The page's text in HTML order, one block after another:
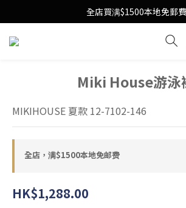
Free Local Shipping Upon $1500
全店買满$1500本地免郵費
Free Local Shipping Upon
Miki House游泳
MIKIHOUSE 夏款 12-7102-146
全店，满$1500本地免邮费
HK$1,288.00